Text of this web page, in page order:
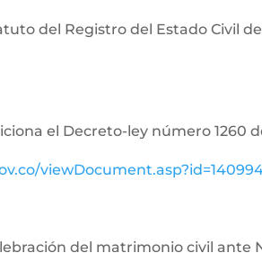
del Registro del Estado Civil
el Decreto-ley número 1260
del matrimonio civil ante